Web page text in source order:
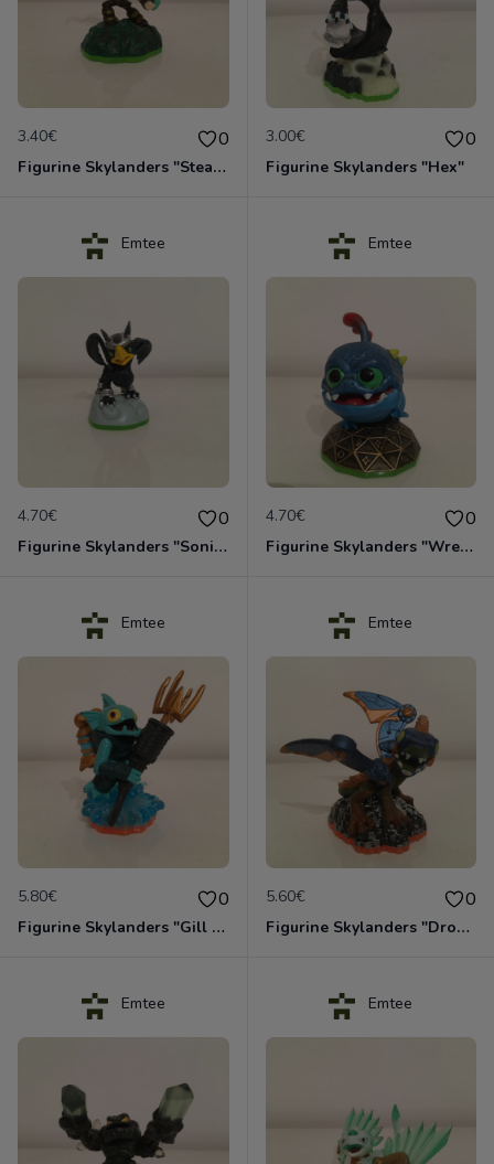
3.40€ 0
Figurine Skylanders "Stealth Elf"
3.00€ 0
Figurine Skylanders "Hex"
Emtee
4.70€ 0
Figurine Skylanders "Sonic Boom"
Emtee
4.70€ 0
Figurine Skylanders "Wrecking Ball"
Emtee
5.80€ 0
Figurine Skylanders "Gill Grunt - Giants, Series 2"
Emtee
5.60€ 0
Figurine Skylanders "Drobot - Giants, Lightcore"
Emtee Emtee